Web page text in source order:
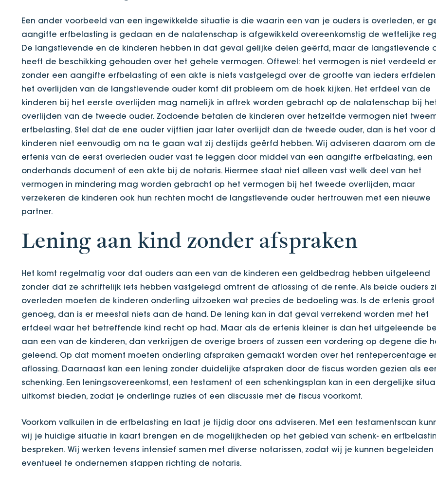
Een ander voorbeeld van een ingewikkelde situatie is die waarin een van je ouders is overleden, er
aangifte erfbelasting is gedaan en de nalatenschap is afgewikkeld overeenkomstig de wettelijke
De langstlevende en de kinderen hebben in dat geval gelijke delen geërfd, maar de langstlevende
heeft de beschikking gehouden over het gehele vermogen. Oftewel: het vermogen is niet verdeeld
zonder een aangifte erfbelasting of een akte is niets vastgelegd over de grootte van ieders
het overlijden van de langstlevende ouder komt dit probleem om de hoek kijken. Het erfdeel van de
kinderen bij het eerste overlijden mag namelijk in aftrek worden gebracht op de nalatenschap bij
overlijden van de tweede ouder. Zodoende betalen de kinderen over hetzelfde vermogen niet
erfbelasting. Stel dat de ene ouder vijftien jaar later overlijdt dan de tweede ouder, dan is het voor
kinderen niet eenvoudig om na te gaan wat zij destijds geërfd hebben. Wij adviseren daarom om de
erfenis van de eerst overleden ouder vast te leggen door middel van een aangifte erfbelasting, een
onderhands document of een akte bij de notaris. Hiermee staat niet alleen vast welk deel van het
vermogen in mindering mag worden gebracht op het vermogen bij het tweede overlijden, maar
verzekeren de kinderen ook hun rechten mocht de langstlevende ouder hertrouwen met een nieuwe
partner.
Lening aan kind zonder afspraken
Het komt regelmatig voor dat ouders aan een van de kinderen een geldbedrag hebben uitgeleend
zonder dat ze schriftelijk iets hebben vastgelegd omtrent de aflossing of de rente. Als beide ouders
overleden moeten de kinderen onderling uitzoeken wat precies de bedoeling was. Is de erfenis groot
genoeg, dan is er meestal niets aan de hand. De lening kan in dat geval verrekend worden met het
erfdeel waar het betreffende kind recht op had. Maar als de erfenis kleiner is dan het uitgeleende
aan een van de kinderen, dan verkrijgen de overige broers of zussen een vordering op degene die
geleend. Op dat moment moeten onderling afspraken gemaakt worden over het rentepercentage
aflossing. Daarnaast kan een lening zonder duidelijke afspraken door de fiscus worden gezien als
schenking. Een leningsovereenkomst, een testament of een schenkingsplan kan in een dergelijke
uitkomst bieden, zodat je onderlinge ruzies of een discussie met de fiscus voorkomt.
Voorkom valkuilen in de erfbelasting en laat je tijdig door ons adviseren. Met een testamentscan
wij je huidige situatie in kaart brengen en de mogelijkheden op het gebied van schenk- en
bespreken. Wij werken tevens intensief samen met diverse notarissen, zodat wij je kunnen
eventueel te ondernemen stappen richting de notaris.